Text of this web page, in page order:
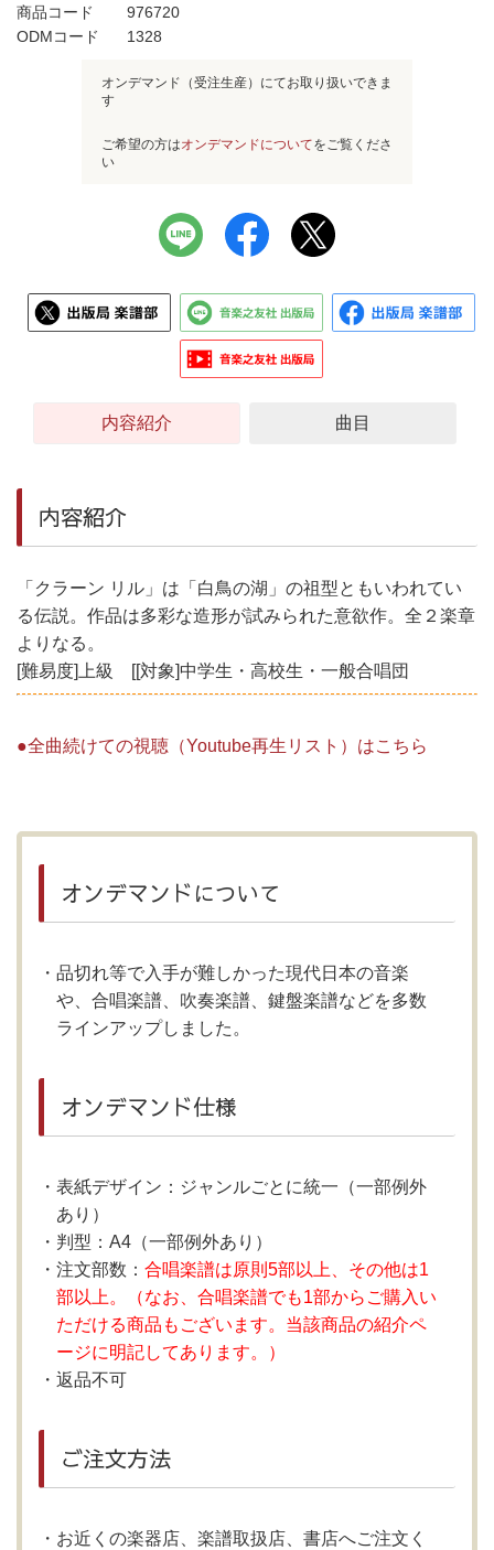
商品コード
976720
ODMコード
1328
オンデマンド（受注生産）にてお取り扱いできま
す
ご希望の方はオンデマンドについてをご覧くださ
い
内容紹介 曲目
内容紹介
「クラーン リル」は「白鳥の湖」の祖型ともいわれてい
る伝説。作品は多彩な造形が試みられた意欲作。全２楽章
よりなる。
[難易度]上級 [[対象]中学生・高校生・一般合唱団
●全曲続けての視聴（Youtube再生リスト）はこちら
オンデマンドについて
品切れ等で入手が難しかった現代日本の音楽
や、合唱楽譜、吹奏楽譜、鍵盤楽譜などを多数
ラインアップしました。
オンデマンド仕様
表紙デザイン：ジャンルごとに統一（一部例外
あり）
判型：A4（一部例外あり）
注文部数： 合唱楽譜は原則5部以上、その他は1
部以上。（なお、合唱楽譜でも1部からご購入い
ただける商品もございます。当該商品の紹介ペ
ージに明記してあります。）
返品不可
ご注文方法
お近くの楽器店、楽譜取扱店、書店へご注文く